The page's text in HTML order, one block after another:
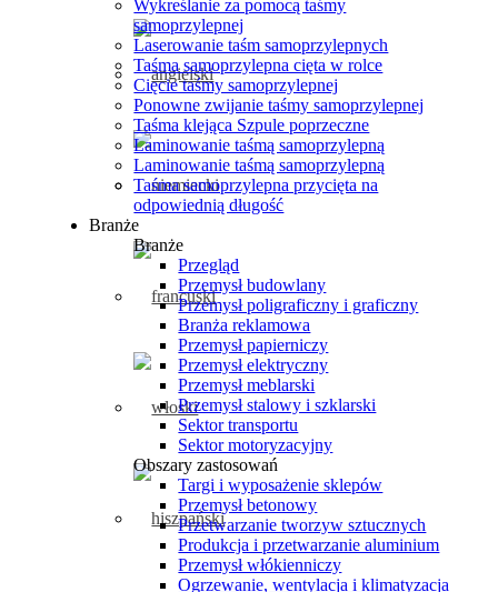
Wykreślanie za pomocą taśmy
samoprzylepnej
Laserowanie taśm samoprzylepnych
Taśma samoprzylepna cięta w rolce
Cięcie taśmy samoprzylepnej
Ponowne zwijanie taśmy samoprzylepnej
Taśma klejąca Szpule poprzeczne
Laminowanie taśmą samoprzylepną
Laminowanie taśmą samoprzylepną
Taśma samoprzylepna przycięta na
odpowiednią długość
Branże
Branże
Przegląd
Przemysł budowlany
Przemysł poligraficzny i graficzny
Branża reklamowa
Przemysł papierniczy
Przemysł elektryczny
Przemysł meblarski
Przemysł stalowy i szklarski
Sektor transportu
Sektor motoryzacyjny
Obszary zastosowań
Targi i wyposażenie sklepów
Przemysł betonowy
Przetwarzanie tworzyw sztucznych
Produkcja i przetwarzanie aluminium
Przemysł włókienniczy
Ogrzewanie, wentylacja i klimatyzacja